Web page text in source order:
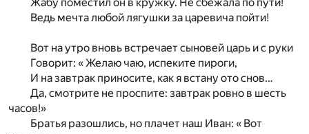
Ведь мечта любой лягушки за царевича пойти!
Вот на утро вновь встречает сыновей царь и с руки
Говорит: « Желаю чаю, испеките пироги,
И на завтрак приносите, как я встану ото снов…
Да, смотрите не проспите: завтрак ровно в шесть
часов!»
Братья разошлись, но плачет наш Иван: « Вот